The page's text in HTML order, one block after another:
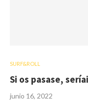
SURF&ROLL
Si os pasase,
junio 16, 2022